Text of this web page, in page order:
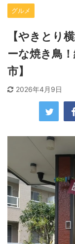
グルメ
【やきとり
ーな焼き鳥
市】
2026年4月9日